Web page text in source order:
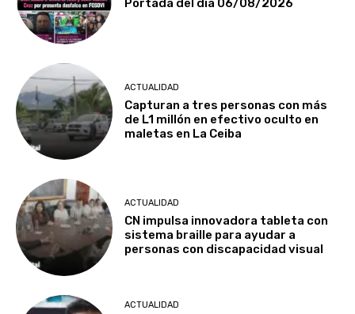
Portada del día 06/08/2026
ACTUALIDAD
Capturan a tres personas con más
de L1 millón en efectivo oculto en
maletas en La Ceiba
ACTUALIDAD
CN impulsa innovadora tableta con
sistema braille para ayudar a
personas con discapacidad visual
ACTUALIDAD